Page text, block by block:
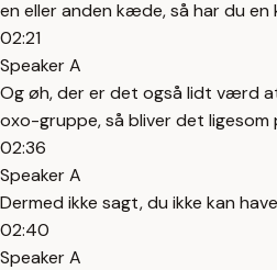
en eller anden kæde, så har du en
02:21
Speaker A
Og øh, der er det også lidt værd
oxo-gruppe, så bliver det ligesom
02:36
Speaker A
Dermed ikke sagt, du ikke kan
02:40
Speaker A